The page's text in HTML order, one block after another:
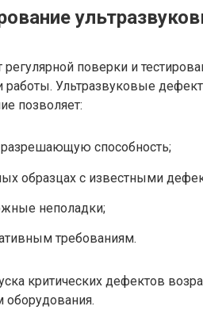
поверки и
работы. Ультразвуковые
позволяет:
разрешающую способность;
образцах с известными
неполадки;
требованиям.
критических дефектов